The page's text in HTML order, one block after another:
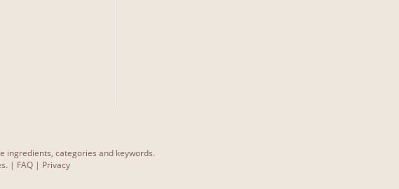
ingredients, categories and keywords.
| FAQ | Privacy